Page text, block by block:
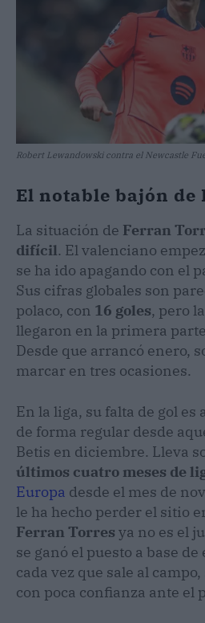
Robert Lewandowski contra el Newcastle
​El notable bajón de
​La situación de Ferran
difícil. El valenciano
se ha ido apagando con el
Sus cifras globales son
polaco, con 16 goles, pero
llegaron en la primera
Desde que arrancó enero,
marcar en tres ocasiones.
​En la liga, su falta de gol
de forma regular desde
Betis en diciembre. Lleva
últimos cuatro meses de
Europa desde el mes de
le ha hecho perder el sitio
Ferran Torres ya no es el
se ganó el puesto a base
cada vez que sale al
con poca confianza ante el